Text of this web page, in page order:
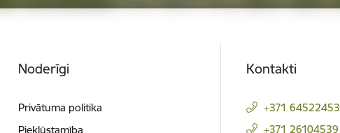
Noderīgi
Privātuma politika
Piekļūstamība
Kontakti
+371 64522453
+371 26104539